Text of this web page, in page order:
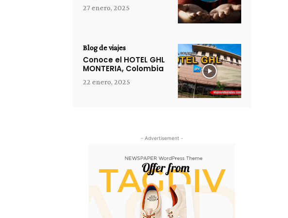
27 enero, 2025
Blog de viajes
Conoce el HOTEL GHL
MONTERIA, Colombia
22 enero, 2025
- Advertisement -